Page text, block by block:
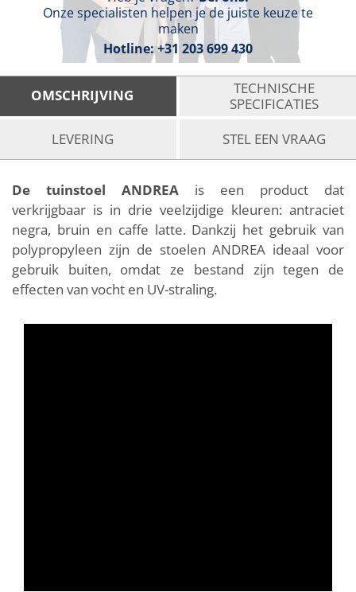
Onze specialisten helpen je de juiste keuze te
maken
Hotline:+31 203 699 430
OMSCHRIJVING
TECHNISCHE
SPECIFICATIES
LEVERING
STEL EEN VRAAG
De tuinstoel ANDREA is een product dat
verkrijgbaar is in drie veelzijdige kleuren: antraciet
negra, bruin en caffe latte. Dankzij het gebruik van
polypropyleen zijn de stoelen ANDREA ideaal voor
gebruik buiten, omdat ze bestand zijn tegen de
effecten van vocht en UV-straling.